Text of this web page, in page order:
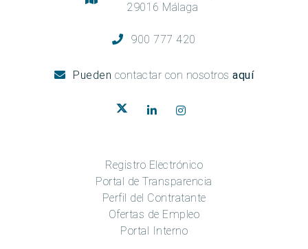
29016 Málaga
900 777 420
Pueden contactar con nosotros aquí
Registro Electrónico
Portal de Transparencia
Perfil del Contratante
Ofertas de Empleo
Portal Interno